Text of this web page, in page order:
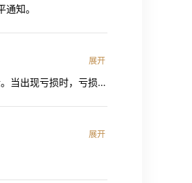
知。
展开
当出现亏损时，亏损资
展开